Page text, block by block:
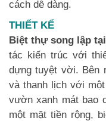
cách dễ dàng.
THIẾT KẾ
Biệt thự song lập
tác kiến trúc với
dựng tuyệt vời. Bên
và thanh lịch với
vườn xanh mát bao
một mặt tiền rộng,